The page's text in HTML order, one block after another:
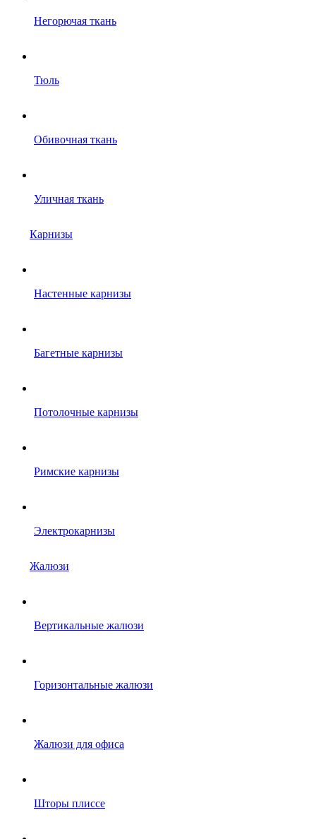
Негорючая ткань
Тюль
Обивочная ткань
Уличная ткань
Карнизы
Настенные карнизы
Багетные карнизы
Потолочные карнизы
Римские карнизы
Электрокарнизы
Жалюзи
Вертикальные жалюзи
Горизонтальные жалюзи
Жалюзи для офиса
Шторы плиссе